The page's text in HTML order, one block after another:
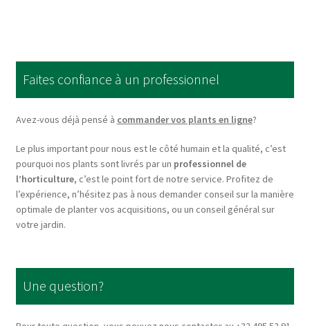
options
may
be
chosen
the
product
page
Faites confiance à un professionnel
Avez-vous déjà pensé à commander vos plants en ligne?
Le plus important pour nous est le côté humain et la qualité, c’est
pourquoi nos plants sont livrés par un professionnel de
l’horticulture, c’est le point fort de notre service. Profitez de
l’expérience, n’hésitez pas à nous demander conseil sur la manière
optimale de planter vos acquisitions, ou un conseil général sur
votre jardin.
Une question?